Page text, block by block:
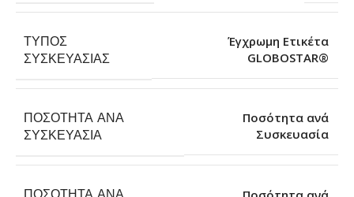
ΤΎΠΟΣ
ΣΥΣΚΕΥΑΣΊΑΣ
Έγχρωμη Ετικέτα
GLOBOSTAR®
ΠΟΣΌΤΗΤΑ ΑΝΆ
ΣΥΣΚΕΥΑΣΊΑ
Ποσότητα ανά
Συσκευασία
ΠΟΣΌΤΗΤΑ ΑΝΆ